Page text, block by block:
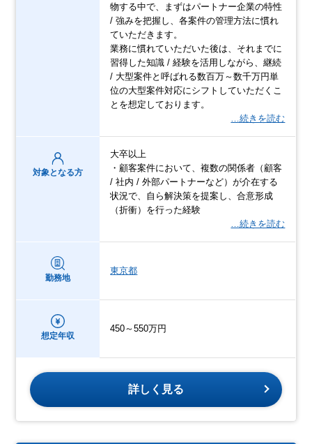
物する中で、まずはパートナー企業の特性
/ 強みを把握し、各案件の管理方法に慣れ
ていただきます。
業務に慣れていただいた後は、それまでに
習得した知識 / 経験を活用しながら、継続
/ 大型案件と呼ばれる数百万～数千万円単
位の大型案件対応にシフトしていただくこ
とを想定しております。
…続きを読む
対象となる方
大卒以上
・顧客案件において、複数の関係者（顧客
/ 社内 / 外部パートナーなど）が介在する
状況で、自ら解決策を提案し、合意形成
（折衝）を行った経験
…続きを読む
勤務地
東京都
想定年収
450～550万円
詳しく見る